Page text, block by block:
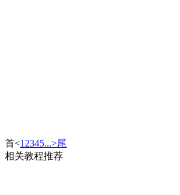
首<1 2345...>尾
相关教程推荐